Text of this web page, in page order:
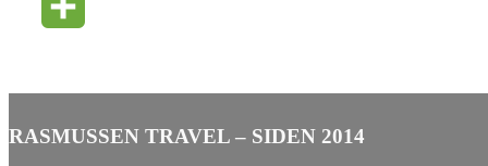
RASMUSSEN TRAVEL – SIDEN 2014